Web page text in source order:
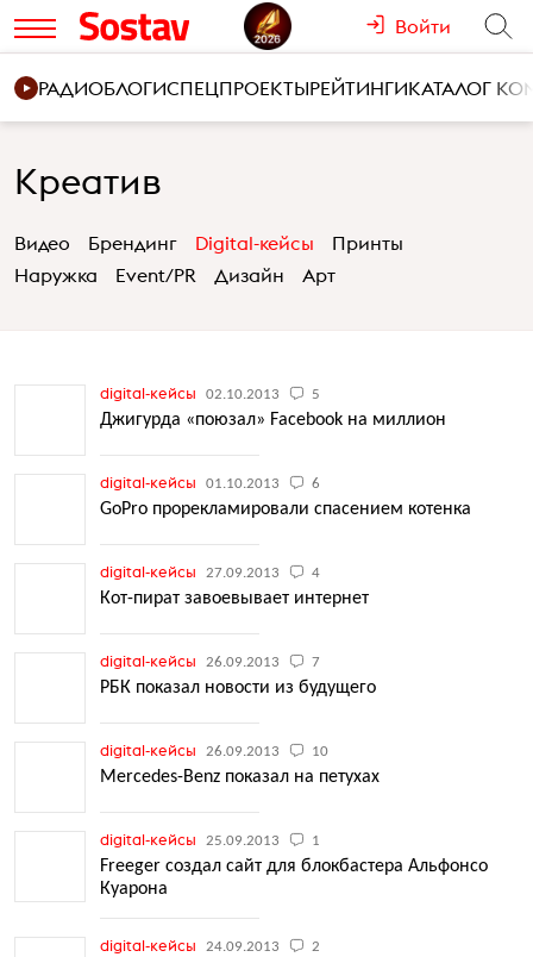
Войти
РАДИОБЛОГИСПЕЦПРОЕКТЫРЕЙТИНГИКАТАЛОГ
Креатив
Видео Брендинг Digital-кейсы
Принты
Наружка
Event/PR Дизайн Арт
digital-кейсы 02.10.2013 5
Джигурда «поюзал» Facebook на миллион
digital-кейсы 01.10.2013 6
GoPro прорекламировали спасением котенка
digital-кейсы 27.09.2013 4
Кот-пират завоевывает интернет
digital-кейсы 26.09.2013 7
РБК показал новости из будущего
digital-кейсы 26.09.2013 10
Mercedes-Benz показал на петухах
digital-кейсы 25.09.2013 1
Freeger создал сайт для блокбастера Альфонсо
Куарона
digital-кейсы 24.09.2013 2